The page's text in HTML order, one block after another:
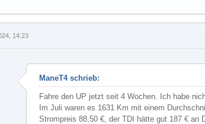
14:23
ManeT4 schrieb:
Fahre den UP jetzt seit 4 Wochen. Ich habe
Im Juli waren es 1631 Km mit einem
Strompreis 88,50 €, der TDI hätte gut 187 € an